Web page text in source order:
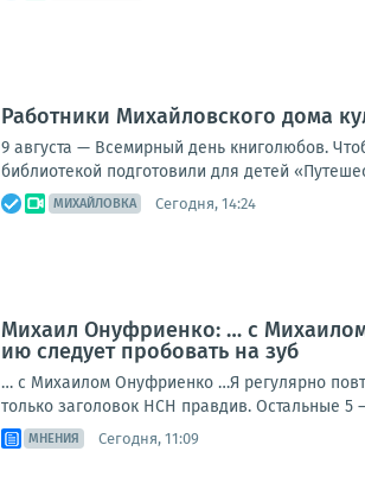
Работники Михайловского дома
9 августа — Всемирный день книголюбов.
библиотекой подготовили для детей
МИХАЙЛОВКА Сегодня, 14:24
Михаил Онуфриенко: … с
ию следует пробовать на зуб
… с Михаилом Онуфриенко …Я регулярно
только заголовок НСН правдив. Остальные 5
МНЕНИЯ Сегодня, 11:09